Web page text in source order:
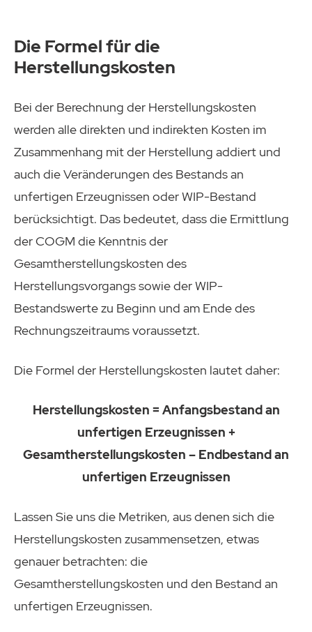
Die Formel für die
Herstellungskosten
Bei der Berechnung der Herstellungskosten
werden alle direkten und indirekten Kosten im
Zusammenhang mit der Herstellung addiert und
auch die Veränderungen des Bestands an
unfertigen Erzeugnissen oder WIP-Bestand
berücksichtigt. Das bedeutet, dass die Ermittlung
der COGM die Kenntnis der
Gesamtherstellungskosten des
Herstellungsvorgangs sowie der WIP-
Bestandswerte zu Beginn und am Ende des
Rechnungszeitraums voraussetzt.
Die Formel der Herstellungskosten lautet daher:
Herstellungskosten = Anfangsbestand an
unfertigen Erzeugnissen +
Gesamtherstellungskosten – Endbestand an
unfertigen Erzeugnissen
Lassen Sie uns die Metriken, aus denen sich die
Herstellungskosten zusammensetzen, etwas
genauer betrachten: die
Gesamtherstellungskosten und den Bestand an
unfertigen Erzeugnissen.